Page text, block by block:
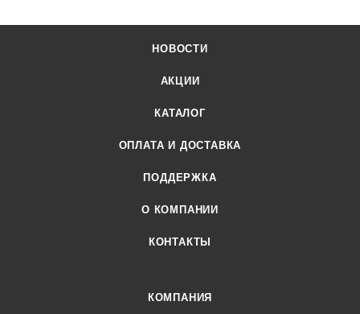
НОВОСТИ
АКЦИИ
КАТАЛОГ
ОПЛАТА И ДОСТАВКА
ПОДДЕРЖКА
О КОМПАНИИ
КОНТАКТЫ
КОМПАНИЯ